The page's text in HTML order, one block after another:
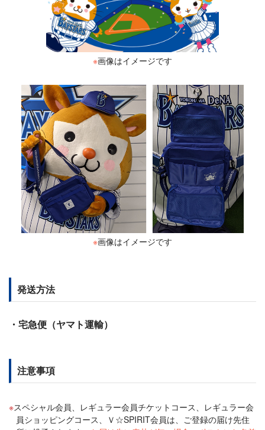
※画像はイメージです
※画像はイメージです
発送方法
・宅急便（ヤマト運輸）
注意事項
スペシャル会員、レギュラー会員チケットコース、レギュラー会
員ショッピングコース、Ｖ☆SPIRIT会員は、ご登録の届け先住